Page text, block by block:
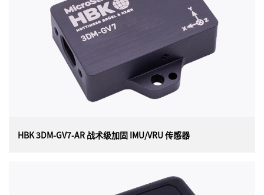
美国 HBK（原Lord）MICROSTRAIN 3DM-GV7-AHRS 战术
级加固型惯性测量单元和姿态航向参考系统传感器
（IMU/AHRS），单独校准以获得最佳性能。3DM-GV7-
AHRS 具有先进的扩展卡尔曼滤波器、尖端的定向算法、
先进的时间管理和事件触发系统。
HBK 3DM-GV7-AR 战术级加固 IMU/VRU 传感器
HBK 3DM-GV7-AR 战术级加固 IMU/VRU 传感器